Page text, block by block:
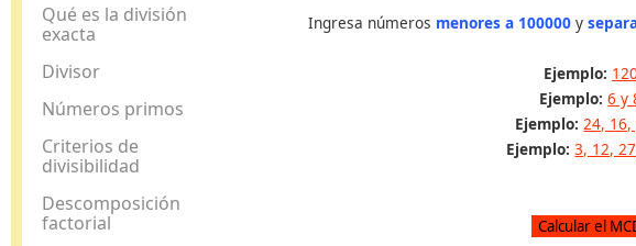
Qué es la división
exacta
Divisor
Números primos
Criterios de
divisibilidad
Descomposición
factorial
Ingresa números menores a 100000y
Ejemplo: 120
Ejemplo: 6 y
Ejemplo: 24, 16,
Ejemplo: 3, 12,